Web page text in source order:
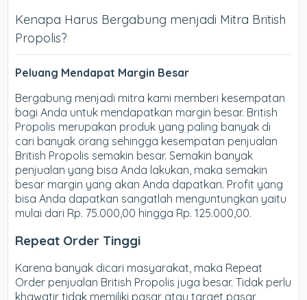
Kenapa Harus Bergabung menjadi Mitra British
Propolis?
Peluang Mendapat Margin Besar
Bergabung menjadi mitra kami memberi kesempatan
bagi Anda untuk mendapatkan margin besar. British
Propolis merupakan produk yang paling banyak di
cari banyak orang sehingga kesempatan penjualan
British Propolis semakin besar. Semakin banyak
penjualan yang bisa Anda lakukan, maka semakin
besar margin yang akan Anda dapatkan. Profit yang
bisa Anda dapatkan sangatlah menguntungkan yaitu
mulai dari Rp. 75.000,00 hingga Rp. 125.000,00.
Repeat Order Tinggi
Karena banyak dicari masyarakat, maka Repeat
Order penjualan British Propolis juga besar. Tidak perlu
khawatir tidak memiliki pasar atau target pasar,